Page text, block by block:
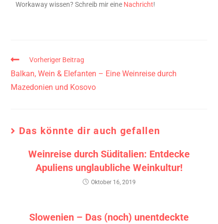
Workaway wissen? Schreib mir eine Nachricht!
Vorheriger Beitrag
Balkan, Wein & Elefanten – Eine Weinreise durch
Mazedonien und Kosovo
Das könnte dir auch gefallen
Weinreise durch Süditalien: Entdecke
Apuliens unglaubliche Weinkultur!
Oktober 16, 2019
Slowenien – Das (noch) unentdeckte